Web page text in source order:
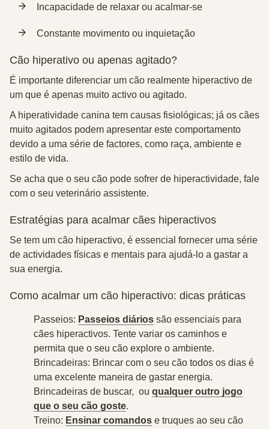
Incapacidade de relaxar ou acalmar-se
Constante movimento ou inquietação
Cão hiperativo ou apenas agitado?
É importante diferenciar um cão realmente hiperactivo de
um que é apenas muito activo ou agitado.
A hiperatividade canina tem causas fisiológicas; já os cães
muito agitados podem apresentar este comportamento
devido a uma série de factores, como raça, ambiente e
estilo de vida.
Se acha que o seu cão pode sofrer de hiperactividade, fale
com o seu veterinário assistente.
Estratégias para acalmar cães hiperactivos
Se tem um cão hiperactivo, é essencial fornecer uma série
de actividades físicas e mentais para ajudá-lo a gastar a
sua energia.
Como acalmar um cão hiperactivo: dicas práticas
Passeios: Passeios diários são essenciais para
cães hiperactivos. Tente variar os caminhos e
permita que o seu cão explore o ambiente.
Brincadeiras: Brincar com o seu cão todos os dias é
uma excelente maneira de gastar energia.
Brincadeiras de buscar, ou qualquer outro jogo
que o seu cão goste.
Treino: Ensinar comandos e truques ao seu cão